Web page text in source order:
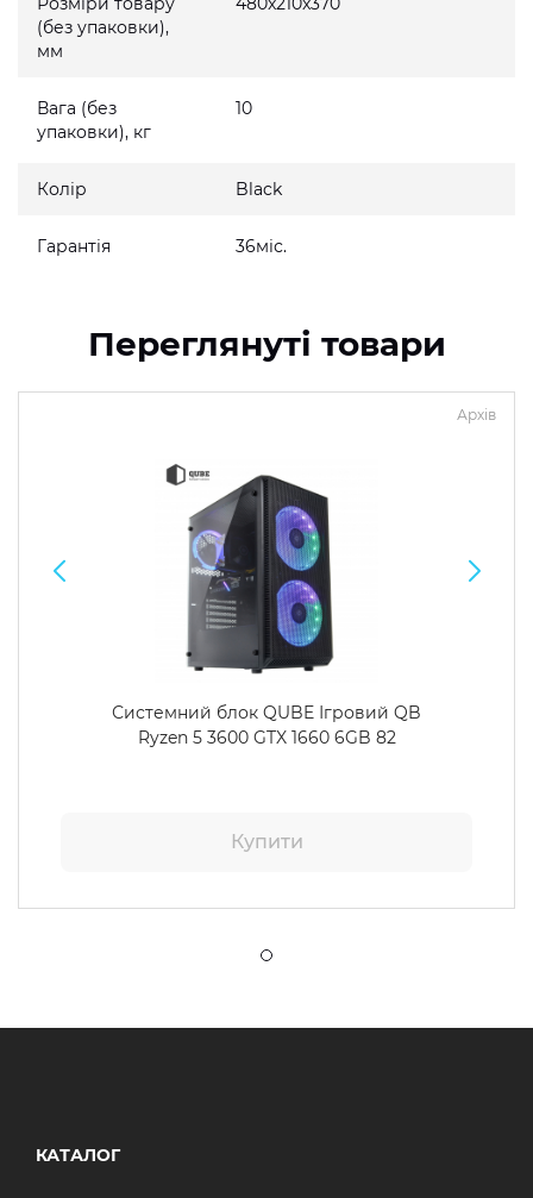
(без упаковки),
мм
Вага (без
упаковки), кг
10
Колір Black
Гарантія 36міс.
Переглянуті товари
Архів
Системний блок QUBE Ігровий QB
Ryzen 5 3600 GTX 1660 6GB 82
Купити
КАТАЛОГ